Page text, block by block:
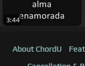
3:44
About ChordU